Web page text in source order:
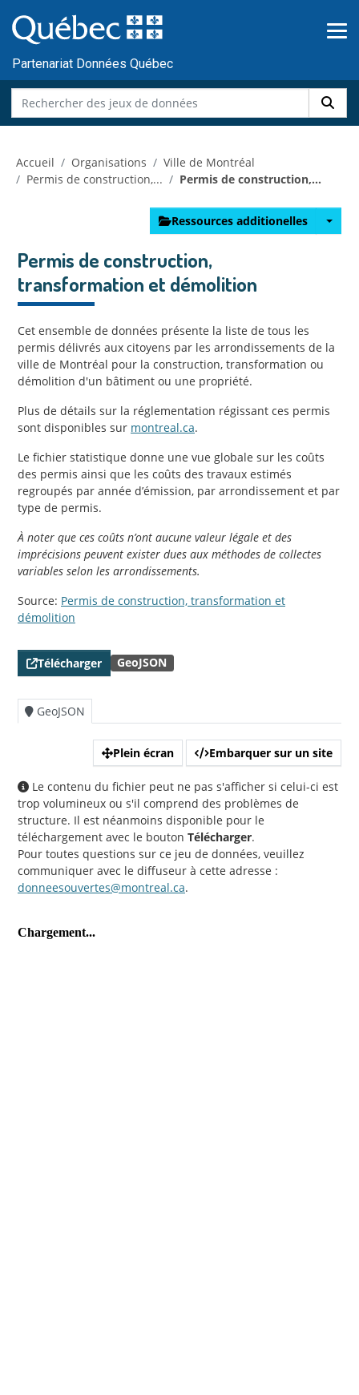
au
contenu
Partenariat Données Québec
Accueil Organisations
Ville de Montréal
Permis de construction,...
Permis de construction,...
Ressources additionelles
Permis de construction,
transformation et démolition
Cet ensemble de données présente la liste de tous les
permis délivrés aux citoyens par les arrondissements de la
ville de Montréal pour la construction, transformation ou
démolition d'un bâtiment ou une propriété.
Plus de détails sur la réglementation régissant ces permis
sont disponibles sur montreal.ca.
Le fichier statistique donne une vue globale sur les coûts
des permis ainsi que les coûts des travaux estimés
regroupés par année d’émission, par arrondissement et par
type de permis.
À noter que ces coûts n’ont aucune valeur légale et des
imprécisions peuvent exister dues aux méthodes de collectes
variables selon les arrondissements.
Source: Permis de construction, transformation et
démolition
Télécharger GeoJSON
GeoJSON
Plein écran Embarquer sur un site
Le contenu du fichier peut ne pas s'afficher si celui-ci est
trop volumineux ou s'il comprend des problèmes de
structure. Il est néanmoins disponible pour le
téléchargement avec le bouton Télécharger.
Pour toutes questions sur ce jeu de données, veuillez
communiquer avec le diffuseur à cette adresse :
donneesouvertes@montreal.ca.